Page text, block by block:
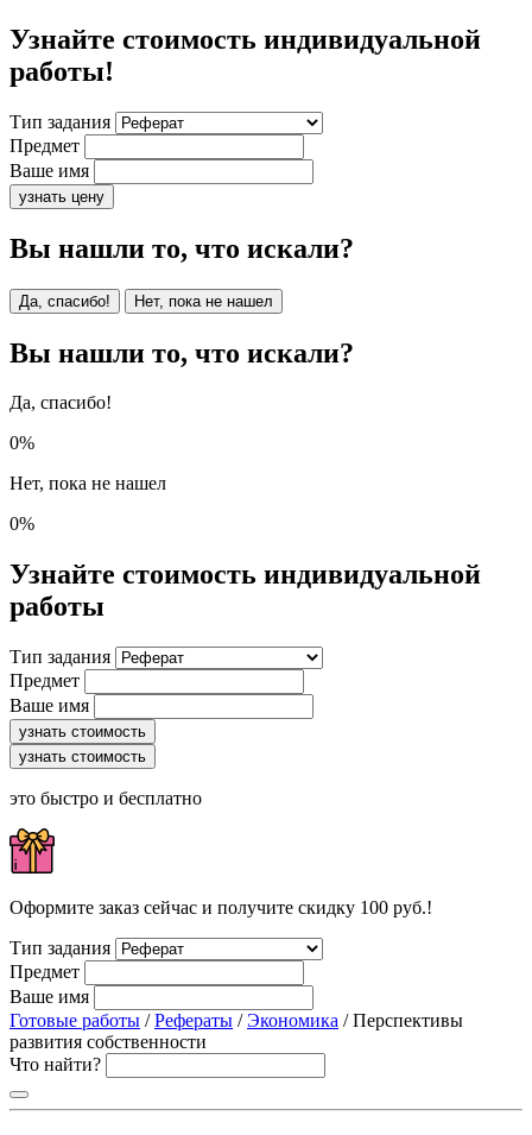
Узнайте стоимость индивидуальной
работы!
Тип задания
Предмет
Ваше имя
узнать цену
Вы нашли то, что искали?
Да, спасибо! Нет, пока не нашел
Вы нашли то, что искали?
Да, спасибо!
0%
Нет, пока не нашел
0%
Узнайте стоимость индивидуальной
работы
Тип задания
Предмет
Ваше имя
узнать стоимость
узнать стоимость
это быстро и бесплатно
Оформите заказ сейчас и получите скидку 100 руб.!
Тип задания
Предмет
Ваше имя
Готовые работы /Рефераты /Экономика / Перспективы
развития собственности
Что найти?